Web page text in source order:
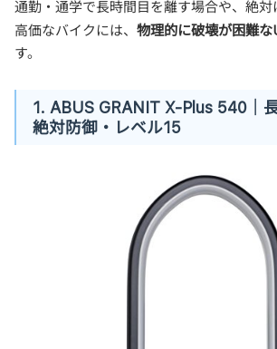
通勤・通学で長時間目を離す場合や、絶対
高価なバイクには、 物理的に破壊が困難な
す。
1. ABUS GRANIT X-Plus 540｜
絶対防御・レベル15